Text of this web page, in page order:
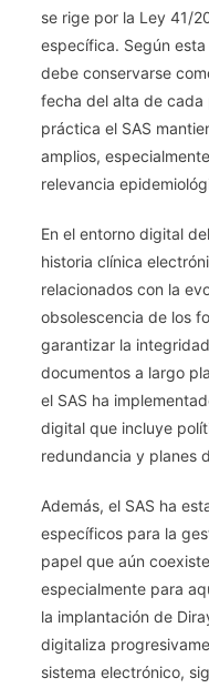
se rige por la Ley 41/
específica. Según
debe conservarse
fecha del alta de cada
práctica el SAS
amplios,
relevancia
En el entorno digital
historia clínica
relacionados con la
obsolescencia de los
garantizar la
documentos a largo
el SAS ha
digital que incluye
redundancia y planes
Además, el SAS ha
específicos para la
papel que aún
especialmente para
la implantación de
digitaliza
sistema electrónico,